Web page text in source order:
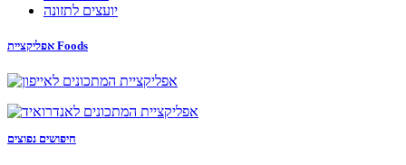
יועצים לתזונה
אפליקציית Foods
חיפושים נפוצים